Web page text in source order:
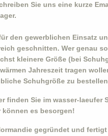
Sie uns eine kurze
den gewerblichen Einsatz
geschnitten. Wer genau
kleinere Größe (bei
Jahreszeit tragen
Schuhgröße zu
finden Sie im wasser-
können es besorgen!
gegründet und